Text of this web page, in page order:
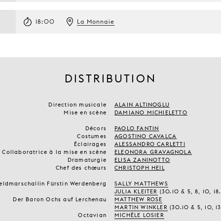
18:00 La Monnaie
DISTRIBUTION
Direction musicale
ALAIN ALTINOGLU
Mise en scène
DAMIANO MICHIELETTO
Décors
PAOLO FANTIN
Costumes
AGOSTINO CAVALCA
Éclairages
ALESSANDRO CARLETTI
Collaboratrice à la mise en scène
ELEONORA GRAVAGNOLA
Dramaturgie
ELISA ZANINOTTO
Chef des chœurs
CHRISTOPH HEIL
Fürstin Werdenberg
SALLY MATTHEWS
JULIA KLEITER (30.10 & 5, 8, 10,
Der Baron Ochs auf Lerchenau
MATTHEW ROSE
MARTIN WINKLER (30.10 & 5, 10,
Octavian
MICHÈLE LOSIER